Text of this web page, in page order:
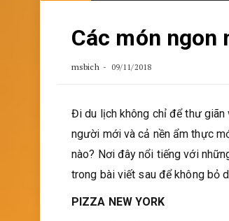
Các món ngon
msbich 09/11/2018
Đi du lịch không chỉ để thư giãn
người mới và cả nền ẩm thực
nào? Nơi đây nổi tiếng với
trong bài viết sau để không bỏ
PIZZA NEW YORK